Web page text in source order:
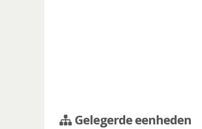
Gelegerde eenheden